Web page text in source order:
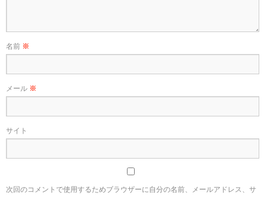
名前 ※
メール ※
サイト
次回のコメントで使用するためブラウザーに自分の名前、メールアドレス、サ